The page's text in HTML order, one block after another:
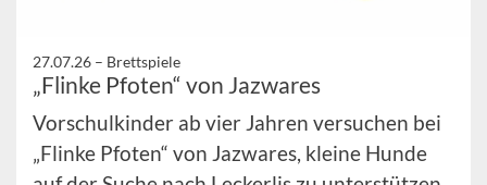
27.07.26 – Brettspiele
„Flinke Pfoten“ von Jazwares
Vorschulkinder ab vier Jahren versuchen bei
„Flinke Pfoten“ von Jazwares, kleine Hunde